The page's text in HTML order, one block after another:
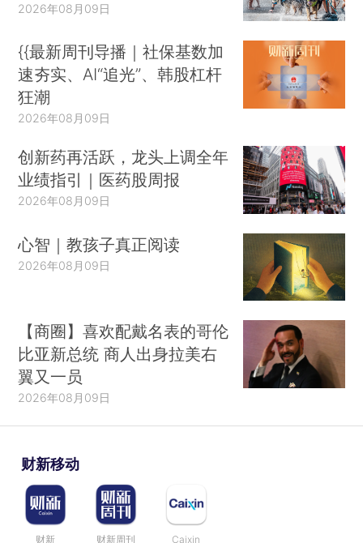
2026年08月09日
{{最新周刊导播｜社保基数加
速夯实、AI“追光”、韩股杠杆
狂潮
2026年08月09日
创新药再活跃，龙头上调全年
业绩指引｜医药股周报
2026年08月09日
心智｜教孩子真正阅读
2026年08月09日
【商圈】喜欢配戴名表的哥伦
比亚新总统 商人出身拉美右
翼又一员
2026年08月09日
财新移动
财新 财新周刊 Caixin